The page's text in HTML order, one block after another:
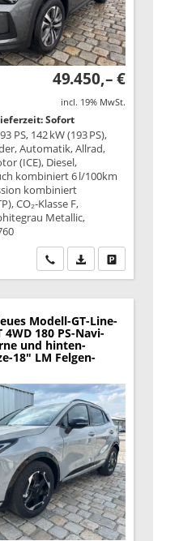
49.450,– €
incl. 19% MwSt.
Sofort
PS, 142 kW (193 PS),
Automatik, Allrad,
(ICE), Diesel,
kombiniert 6 l/100km
kombiniert
CO₂-Klasse F,
Metallic,
Wir rufen Sie an
PDF-Datei,Drucken,
Modell-GT-Line-
4WD 180 PS-Navi-
und hinten-
18" LM Felgen-